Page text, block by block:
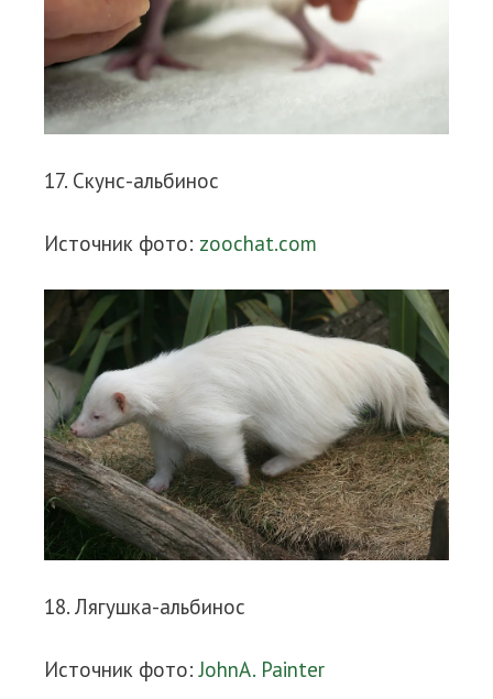
17. Скунс-альбинос
Источник фото: zoochat.com
18. Лягушка-альбинос
Источник фото:JohnA. Painter